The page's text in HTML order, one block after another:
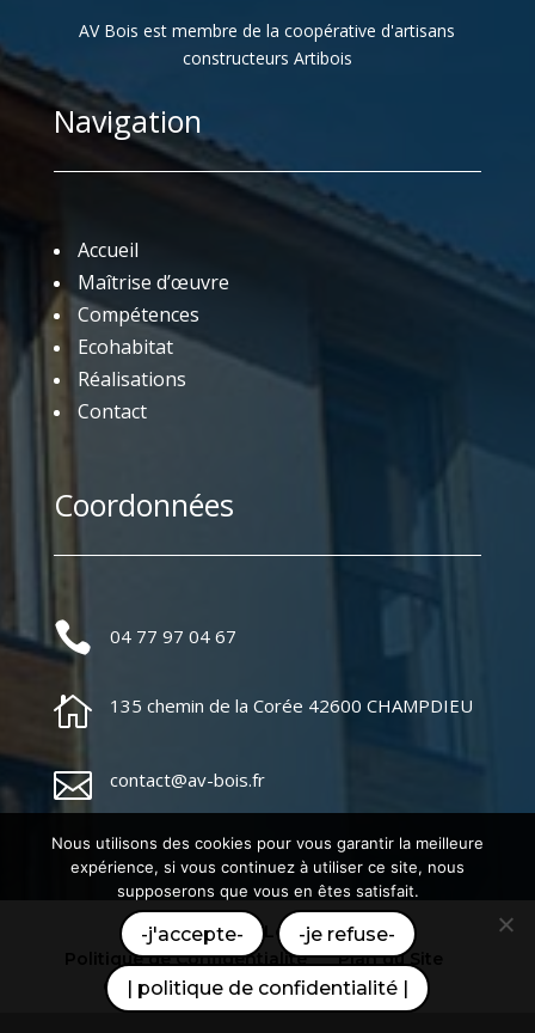
AV Bois est membre de la coopérative d'artisans
constructeurs Artibois
Navigation
Accueil
Maîtrise d’œuvre
Compétences
Ecohabitat
Réalisations
Contact
Coordonnées
 04 77 97 04 67
 135 chemin de la Corée 42600 CHAMPDIEU
 contact@av-bois.fr
Mentions Légales
Politique de Confidentialité
Plan du Site
Création Site Internet | WEBILIKO |
Nous utilisons des cookies pour vous garantir la meilleure
expérience, si vous continuez à utiliser ce site, nous
supposerons que vous en êtes satisfait.
-j'accepte- -je refuse-
| politique de confidentialité |